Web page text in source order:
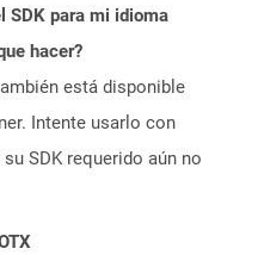
SDK para mi idioma
hacer?
está disponible
Intente usarlo con
SDK requerido aún no